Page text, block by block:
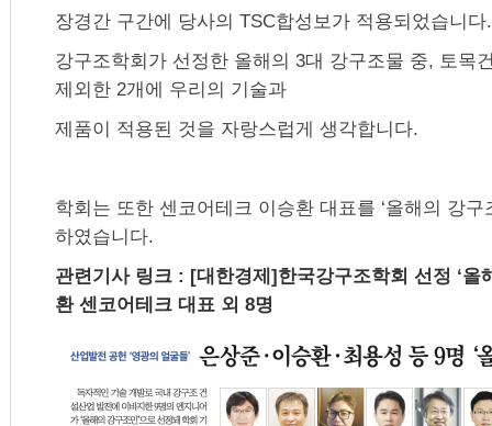
장경간 구간에 당사의 TSC합성보가 적용되었습니다.
강구조학회가 선정한 올해의 3대 강구조물 중, 토목
제외한 2개에 우리의 기술과
제품이 적용된 것을 자랑스럽게 생각합니다.
학회는 또한 센코어테크 이승환 대표를 ‘올해의 강구
하였습니다.
관련기사 링크 : [대한경제]한국강구조학회 선정 ‘올
환 센코어테크 대표 외 8명